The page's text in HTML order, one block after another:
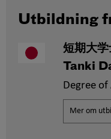
Utbildning
短期大学
Tanki
Degree of
Mer om